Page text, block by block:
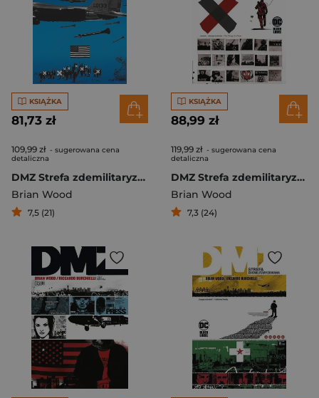
KSIĄŻKA
81,73 zł
109,99 zł - sugerowana cena
detaliczna
DMZ Strefa zdemilitaryzowana Tom 4
Brian Wood
7,5 (21)
KSIĄŻKA
88,99 zł
119,99 zł - sugerowana cena
detaliczna
DMZ Strefa zdemilitaryzowana Tom 3
Brian Wood
7,3 (24)